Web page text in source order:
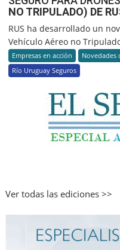
NO TRIPULADO) DE
RUS ha desarrollado un
Vehículo Aéreo no
Empresas en acción
Novedades
Río Uruguay Seguros
Ver todas las ediciones >>